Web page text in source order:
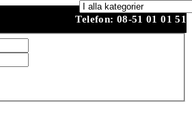
Telefon: 08-51 01 01 51